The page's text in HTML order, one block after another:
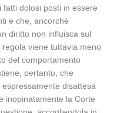
dolosi posti in essere
e che, ancorché
diritto non influisca sul
viene tuttavia meno
del comportamento
pertanto, che
disattesa
inopinatamente la Corte